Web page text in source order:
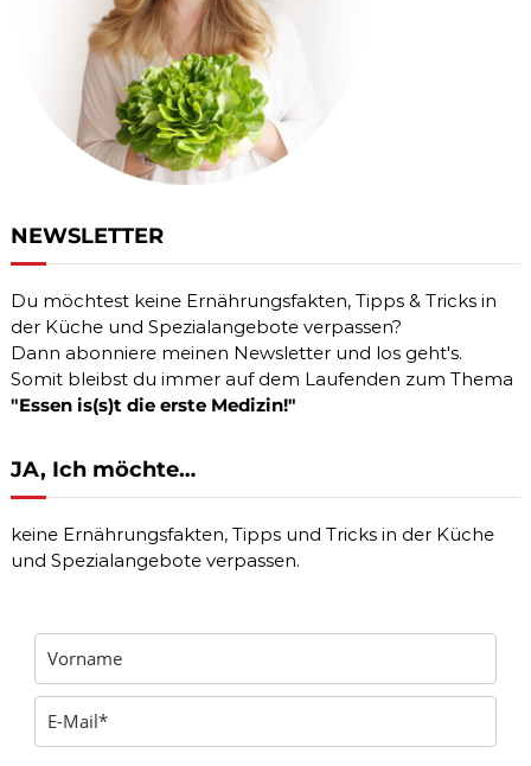
NEWSLETTER
Du möchtest keine Ernährungsfakten, Tipps & Tricks in
der Küche und Spezialangebote verpassen?
Dann abonniere meinen Newsletter und los geht's.
Somit bleibst du immer auf dem Laufenden zum Thema
"Essen is(s)t die erste Medizin!"
JA, Ich möchte…
keine Ernährungsfakten, Tipps und Tricks in der Küche
und Spezialangebote verpassen.